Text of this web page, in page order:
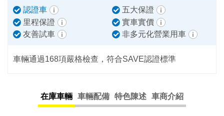
認證車
五大保證
里程保證
實車實價
友善試車
非多元化營業用車
車輛通過168項嚴格檢查，符合SAVE認證標準
在庫車輛 車輛配備 特色陳述 車商介紹